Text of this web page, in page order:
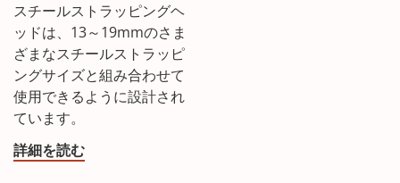
スチールストラッピングヘ
ッドは、13～19mmのさま
ざまなスチールストラッピ
ングサイズと組み合わせて
使用できるように設計され
ています。
詳細を読む